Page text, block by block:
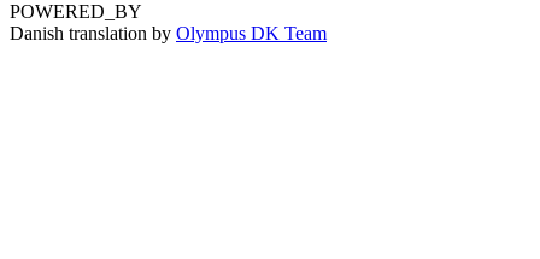
POWERED_BY
Danish translation by Olympus DK Team